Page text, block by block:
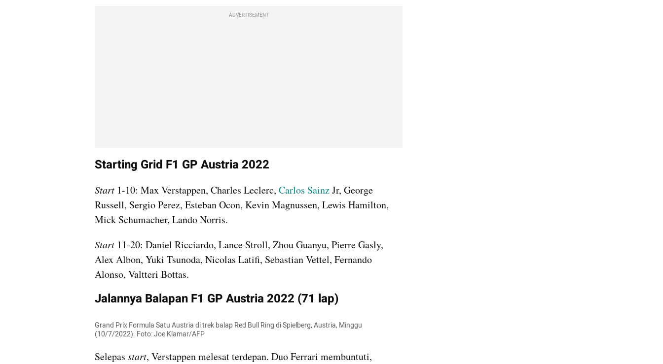
ADVERTISEMENT
Starting Grid F1 GP Austria 2022
Start 1-10: Max Verstappen, Charles Leclerc, Carlos Sainz Jr, George
Russell, Sergio Perez, Esteban Ocon, Kevin Magnussen, Lewis Hamilton,
Mick Schumacher, Lando Norris.
Start 11-20: Daniel Ricciardo, Lance Stroll, Zhou Guanyu, Pierre Gasly,
Alex Albon, Yuki Tsunoda, Nicolas Latifi, Sebastian Vettel, Fernando
Alonso, Valtteri Bottas.
Jalannya Balapan F1 GP Austria 2022 (71 lap)
Grand Prix Formula Satu Austria di trek balap Red Bull Ring di Spielberg, Austria, Minggu
(10/7/2022). Foto: Joe Klamar/AFP
Selepas start, Verstappen melesat terdepan. Duo Ferrari membuntuti,